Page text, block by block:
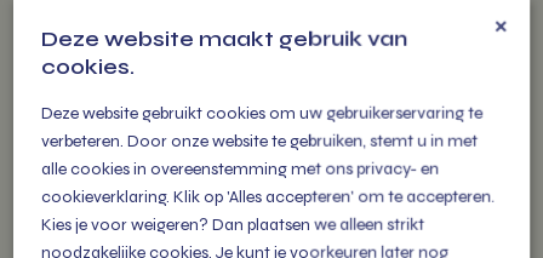
voor extra fitte en vitale
medewerkers die als een
×
Deze website maakt gebruik van
cookies.
Deze website gebruikt cookies om uw gebruikerservaring te
verbeteren. Door onze website te gebruiken, stemt u in met
alle cookies in overeenstemming met ons privacy- en
cookieverklaring. Klik op 'Alles accepteren' om te accepteren.
Kies je voor weigeren? Dan plaatsen we alleen strikt
noodzakelijke cookies. Je kunt je voorkeuren later nog